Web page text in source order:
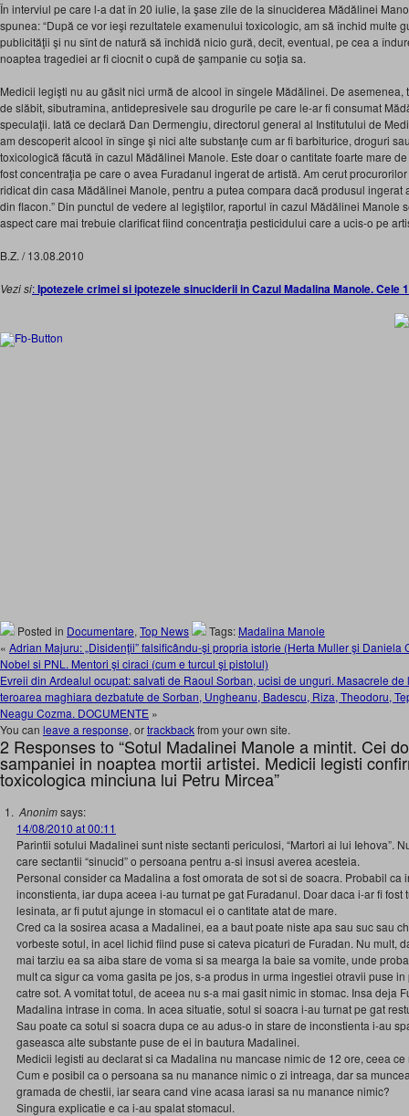
În interviul pe care l-a dat în 20 iulie, la şase zile de la sinuciderea Mădălinei
spunea: “După ce vor ieşi rezultatele examenului toxicologic, am să închid multe
publicităţii şi nu sînt de natură să închidă nicio gură, decît, eventual, pe cea a
noaptea tragediei ar fi ciocnit o cupă de şampanie cu soţia sa.
Medicii legişti nu au găsit nici urmă de alcool în sîngele Mădălinei. De
de slăbit, sibutramina, antidepresivele sau drogurile pe care le-ar fi consumat
speculaţii. Iată ce declară Dan Dermengiu, directorul general al Institutului de
am descoperit alcool în sînge şi nici alte substanţe cum ar fi barbiturice, droguri
toxicologică făcută în cazul Mădălinei Manole. Este doar o cantitate foarte mare
fost concentraţia pe care o avea Furadanul ingerat de artistă. Am cerut
ridicat din casa Mădălinei Manole, pentru a putea compara dacă produsul ingerat
din flacon.” Din punctul de vedere al legiştilor, raportul în cazul Mădălinei Manole
aspect care mai trebuie clarificat fiind concentraţia pesticidului care a ucis-o pe
B.Z. / 13.08.2010
Vezi si:Ipotezele crimei si ipotezele sinuciderii in Cazul Madalina Manole. Cele
Posted in Documentare, Top News Tags: Madalina Manole
« Adrian Majuru: „Disidenţii” falsificându-şi propria istorie (Herta Muller şi Daniela
Nobel si PNL. Mentori şi ciraci (cum e turcul şi pistolul)
Evreii din Ardealul ocupat: salvati de Raoul Sorban, ucisi de unguri. Masacrele de
teroarea maghiara dezbatute de Sorban, Ungheanu, Badescu, Riza, Theodoru,
Neagu Cozma. DOCUMENTE »
You can leave a response, ortrackbackfrom your own site.
2 Responses to “Sotul Madalinei Manole a mintit. Cei
sampaniei in noaptea mortii artistei. Medicii legisti
toxicologica minciuna lui Petru Mircea”
Anonimsays:
14/08/2010 at 00:11
Parintii sotului Madalinei sunt niste sectanti periculosi, “Martori ai lui Iehova”.
care sectantii “sinucid” o persoana pentru a-si insusi averea acesteia.
Personal consider ca Madalina a fost omorata de sot si de soacra. Probabil ca
inconstienta, iar dupa aceea i-au turnat pe gat Furadanul. Doar daca i-ar fi fost
lesinata, ar fi putut ajunge in stomacul ei o cantitate atat de mare.
Cred ca la sosirea acasa a Madalinei, ea a baut poate niste apa sau suc sau
vorbeste sotul, in acel lichid fiind puse si cateva picaturi de Furadan. Nu mult,
mai tarziu ea sa aiba stare de voma si sa mearga la baie sa vomite, unde
mult ca sigur ca voma gasita pe jos, s-a produs in urma ingestiei otravii puse
catre sot. A vomitat totul, de aceea nu s-a mai gasit nimic in stomac. Insa deja
Madalina intrase in coma. In acea situatie, sotul si soacra i-au turnat pe gat
Sau poate ca sotul si soacra dupa ce au adus-o in stare de inconstienta i-au
gaseasca alte substante puse de ei in bautura Madalinei.
Medicii legisti au declarat si ca Madalina nu mancase nimic de 12 ore, ceea
Cum e posibil ca o persoana sa nu manance nimic o zi intreaga, dar sa
gramada de chestii, iar seara cand vine acasa iarasi sa nu manance nimic?
Singura explicatie e ca i-au spalat stomacul.